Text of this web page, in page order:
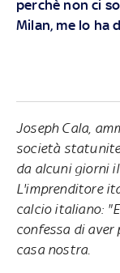
perchè non ci
Milan, me lo ha
Joseph Cala,
società
da alcuni giorni
L'imprenditore
calcio italiano:
confessa di aver
casa nostra.